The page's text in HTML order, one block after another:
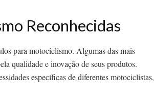
Reconhecidas
para motociclismo. Algumas das mais
qualidade e inovação de seus produtos.
específicas de diferentes motociclistas,